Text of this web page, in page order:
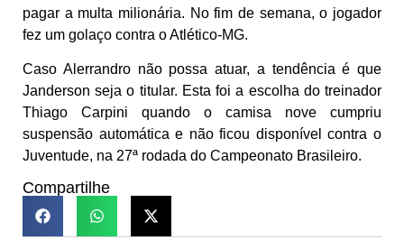
pagar a multa milionária. No fim de semana, o jogador
fez um golaço contra o Atlético-MG.
Caso Alerrandro não possa atuar, a tendência é que
Janderson seja o titular. Esta foi a escolha do treinador
Thiago Carpini quando o camisa nove cumpriu
suspensão automática e não ficou disponível contra o
Juventude, na 27ª rodada do Campeonato Brasileiro.
Compartilhe